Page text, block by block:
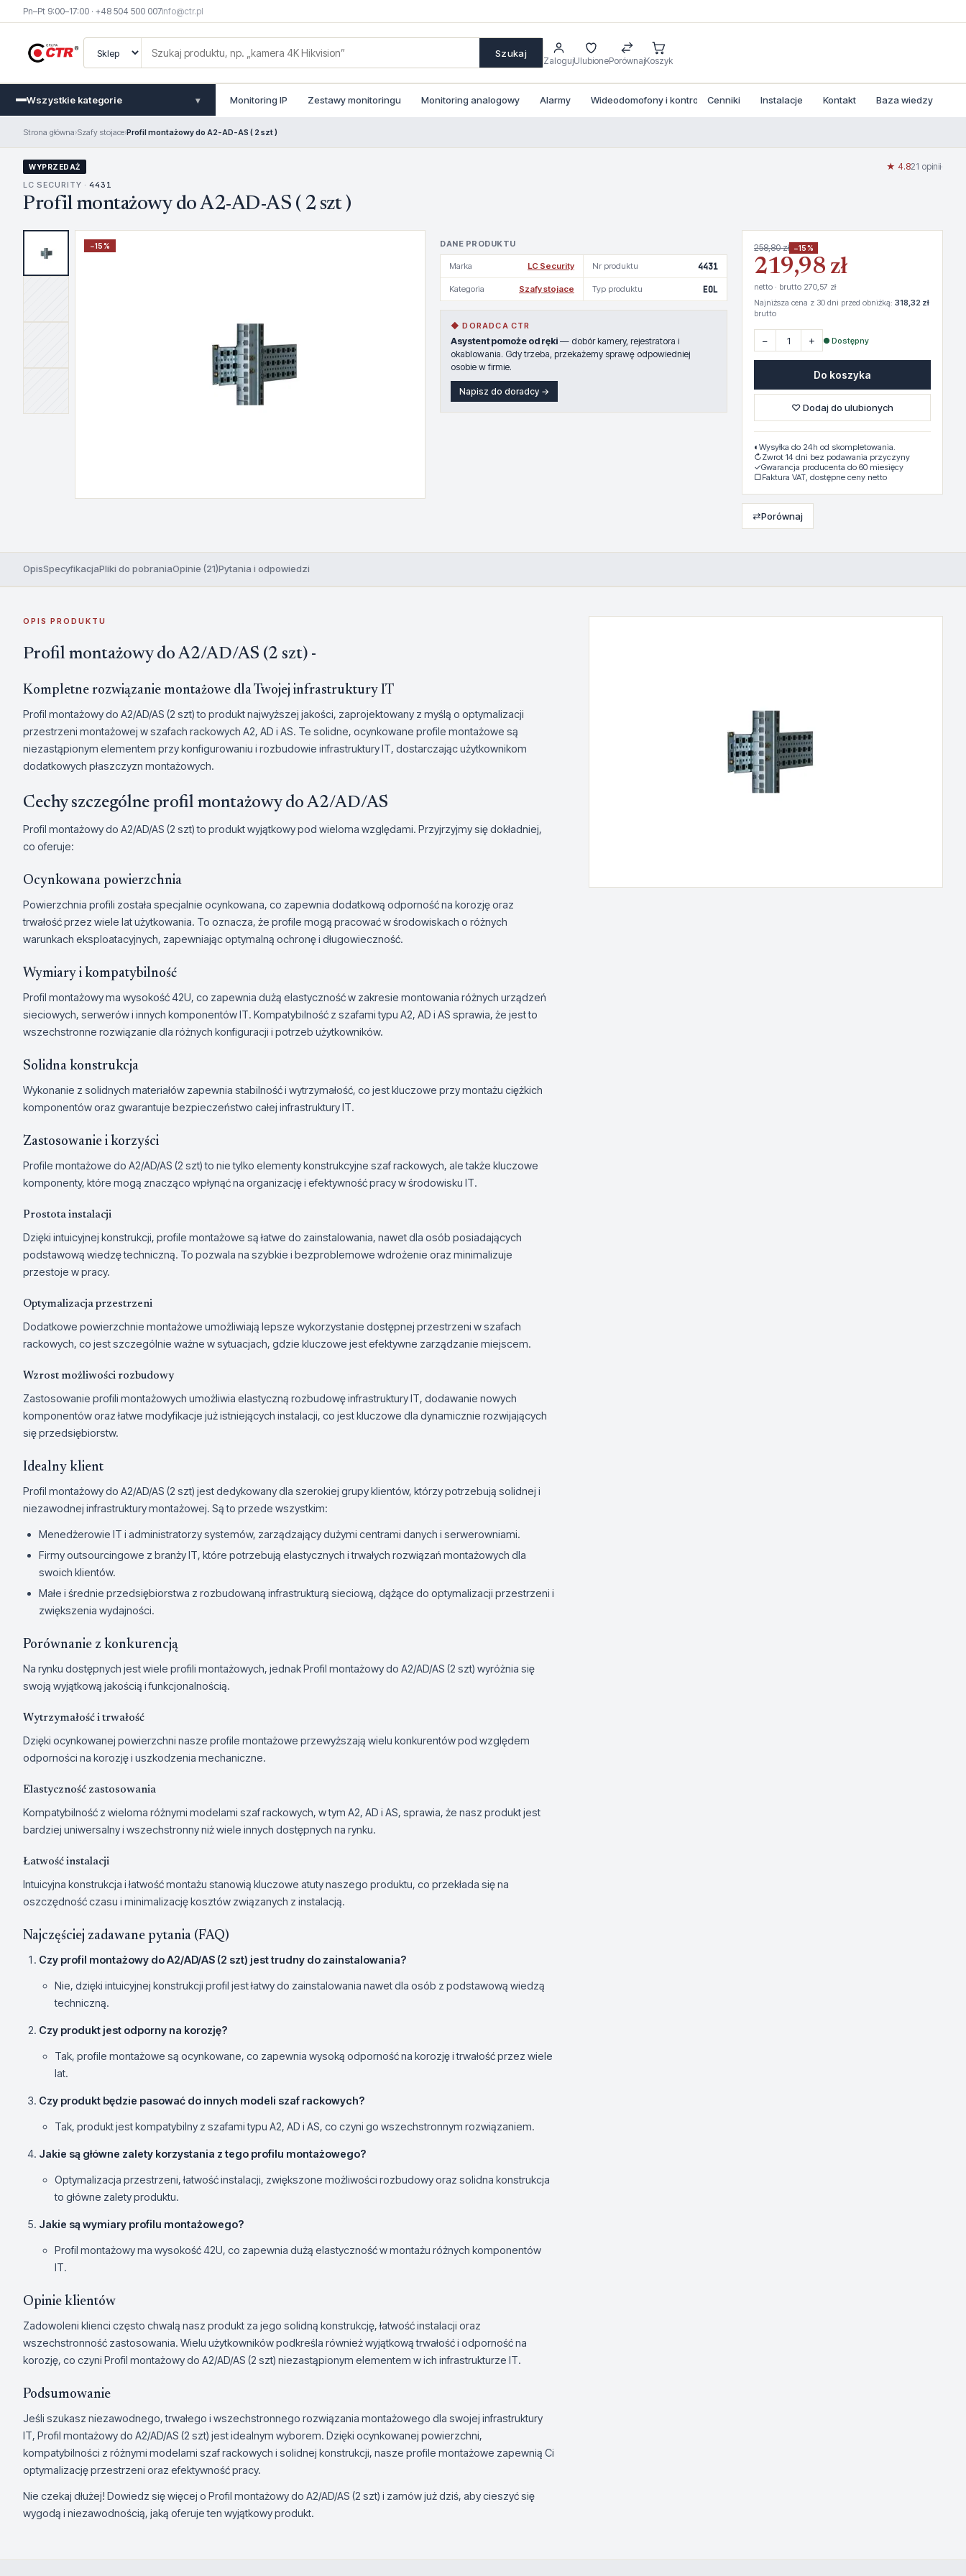
Pn–Pt 9:00–17:00 · +48 504 500 007info@ctr.pl
Szukaj
ZalogujUlubionePorównajKoszyk
Wszystkie kategorie ▾ Monitoring IP Zestawy monitoringu Monitoring analogowy Alarmy Wideodomofony i kontrola dostepu
Cenniki Instalacje Kontakt Baza wiedzy
Strona główna›Szafy stojace›Profil montażowy do A2-AD-AS ( 2 szt )
WYPRZEDAŻ
LC SECURITY · 4431
Profil montażowy do A2-AD-AS ( 2 szt )
★ 4.821 opinii·
−15% DANE PRODUKTU
Marka LC Security Nr produktu 4431
Kategoria Szafy stojace Typ produktu EOL
◆ DORADCA CTR
Asystent pomoże od ręki — dobór kamery, rejestratora i
okablowania. Gdy trzeba, przekażemy sprawę odpowiedniej
osobie w firmie.
Napisz do doradcy →
258,80 zł −15%
219,98 zł
netto · brutto 270,57 zł
Najniższa cena z 30 dni przed obniżką: 318,32 zł
brutto
− + ● Dostępny
Do koszyka
♡ Dodaj do ulubionych
◐ Wysyłka do 24h od skompletowania.
↻Zwrot 14 dni bez podawania przyczyny
✓Gwarancja producenta do 60 miesięcy
▢Faktura VAT, dostępne ceny netto
⇄Porównaj
OpisSpecyfikacjaPliki do pobraniaOpinie (21)Pytania i odpowiedzi
OPIS PRODUKTU
Profil montażowy do A2/AD/AS (2 szt) -
Kompletne rozwiązanie montażowe dla Twojej infrastruktury IT
Profil montażowy do A2/AD/AS (2 szt) to produkt najwyższej jakości, zaprojektowany z myślą o optymalizacji
przestrzeni montażowej w szafach rackowych A2, AD i AS. Te solidne, ocynkowane profile montażowe są
niezastąpionym elementem przy konfigurowaniu i rozbudowie infrastruktury IT, dostarczając użytkownikom
dodatkowych płaszczyzn montażowych.
Cechy szczególne profil montażowy do A2/AD/AS
Profil montażowy do A2/AD/AS (2 szt) to produkt wyjątkowy pod wieloma względami. Przyjrzyjmy się dokładniej,
co oferuje:
Ocynkowana powierzchnia
Powierzchnia profili została specjalnie ocynkowana, co zapewnia dodatkową odporność na korozję oraz
trwałość przez wiele lat użytkowania. To oznacza, że profile mogą pracować w środowiskach o różnych
warunkach eksploatacyjnych, zapewniając optymalną ochronę i długowieczność.
Wymiary i kompatybilność
Profil montażowy ma wysokość 42U, co zapewnia dużą elastyczność w zakresie montowania różnych urządzeń
sieciowych, serwerów i innych komponentów IT. Kompatybilność z szafami typu A2, AD i AS sprawia, że jest to
wszechstronne rozwiązanie dla różnych konfiguracji i potrzeb użytkowników.
Solidna konstrukcja
Wykonanie z solidnych materiałów zapewnia stabilność i wytrzymałość, co jest kluczowe przy montażu ciężkich
komponentów oraz gwarantuje bezpieczeństwo całej infrastruktury IT.
Zastosowanie i korzyści
Profile montażowe do A2/AD/AS (2 szt) to nie tylko elementy konstrukcyjne szaf rackowych, ale także kluczowe
komponenty, które mogą znacząco wpłynąć na organizację i efektywność pracy w środowisku IT.
Prostota instalacji
Dzięki intuicyjnej konstrukcji, profile montażowe są łatwe do zainstalowania, nawet dla osób posiadających
podstawową wiedzę techniczną. To pozwala na szybkie i bezproblemowe wdrożenie oraz minimalizuje
przestoje w pracy.
Optymalizacja przestrzeni
Dodatkowe powierzchnie montażowe umożliwiają lepsze wykorzystanie dostępnej przestrzeni w szafach
rackowych, co jest szczególnie ważne w sytuacjach, gdzie kluczowe jest efektywne zarządzanie miejscem.
Wzrost możliwości rozbudowy
Zastosowanie profili montażowych umożliwia elastyczną rozbudowę infrastruktury IT, dodawanie nowych
komponentów oraz łatwe modyfikacje już istniejących instalacji, co jest kluczowe dla dynamicznie rozwijających
się przedsiębiorstw.
Idealny klient
Profil montażowy do A2/AD/AS (2 szt) jest dedykowany dla szerokiej grupy klientów, którzy potrzebują solidnej i
niezawodnej infrastruktury montażowej. Są to przede wszystkim:
Menedżerowie IT i administratorzy systemów, zarządzający dużymi centrami danych i serwerowniami.
Firmy outsourcingowe z branży IT, które potrzebują elastycznych i trwałych rozwiązań montażowych dla
swoich klientów.
Małe i średnie przedsiębiorstwa z rozbudowaną infrastrukturą sieciową, dążące do optymalizacji przestrzeni i
zwiększenia wydajności.
Porównanie z konkurencją
Na rynku dostępnych jest wiele profili montażowych, jednak Profil montażowy do A2/AD/AS (2 szt) wyróżnia się
swoją wyjątkową jakością i funkcjonalnością.
Wytrzymałość i trwałość
Dzięki ocynkowanej powierzchni nasze profile montażowe przewyższają wielu konkurentów pod względem
odporności na korozję i uszkodzenia mechaniczne.
Elastyczność zastosowania
Kompatybilność z wieloma różnymi modelami szaf rackowych, w tym A2, AD i AS, sprawia, że nasz produkt jest
bardziej uniwersalny i wszechstronny niż wiele innych dostępnych na rynku.
Łatwość instalacji
Intuicyjna konstrukcja i łatwość montażu stanowią kluczowe atuty naszego produktu, co przekłada się na
oszczędność czasu i minimalizację kosztów związanych z instalacją.
Najczęściej zadawane pytania (FAQ)
Czy profil montażowy do A2/AD/AS (2 szt) jest trudny do zainstalowania?
Nie, dzięki intuicyjnej konstrukcji profil jest łatwy do zainstalowania nawet dla osób z podstawową wiedzą
techniczną.
Czy produkt jest odporny na korozję?
Tak, profile montażowe są ocynkowane, co zapewnia wysoką odporność na korozję i trwałość przez wiele
lat.
Czy produkt będzie pasować do innych modeli szaf rackowych?
Tak, produkt jest kompatybilny z szafami typu A2, AD i AS, co czyni go wszechstronnym rozwiązaniem.
Jakie są główne zalety korzystania z tego profilu montażowego?
Optymalizacja przestrzeni, łatwość instalacji, zwiększone możliwości rozbudowy oraz solidna konstrukcja
to główne zalety produktu.
Jakie są wymiary profilu montażowego?
Profil montażowy ma wysokość 42U, co zapewnia dużą elastyczność w montażu różnych komponentów
IT.
Opinie klientów
Zadowoleni klienci często chwalą nasz produkt za jego solidną konstrukcję, łatwość instalacji oraz
wszechstronność zastosowania. Wielu użytkowników podkreśla również wyjątkową trwałość i odporność na
korozję, co czyni Profil montażowy do A2/AD/AS (2 szt) niezastąpionym elementem w ich infrastrukturze IT.
Podsumowanie
Jeśli szukasz niezawodnego, trwałego i wszechstronnego rozwiązania montażowego dla swojej infrastruktury
IT, Profil montażowy do A2/AD/AS (2 szt) jest idealnym wyborem. Dzięki ocynkowanej powierzchni,
kompatybilności z różnymi modelami szaf rackowych i solidnej konstrukcji, nasze profile montażowe zapewnią Ci
optymalizację przestrzeni oraz efektywność pracy.
Nie czekaj dłużej! Dowiedz się więcej o Profil montażowy do A2/AD/AS (2 szt) i zamów już dziś, aby cieszyć się
wygodą i niezawodnością, jaką oferuje ten wyjątkowy produkt.